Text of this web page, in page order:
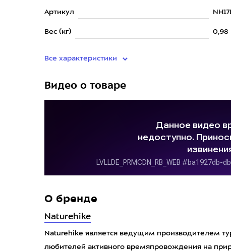
Артикул
Вес (кг) 0,98
Все характеристики
Видео о товаре
О бренде
Naturehike
Naturehike является ведущим производителем
любителей активного времяпровождения на